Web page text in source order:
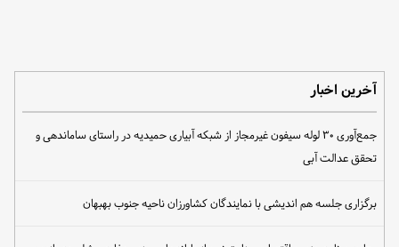
آخرین اخبار
جمع‌آوری ۳۰ لوله سیفون غیرمجاز از شبکه آبیاری حمیدیه در راستای ساماندهی و
تحقق عدالت آبی
برگزاری جلسه هم اندیشی با نمایندگان کشاورزان ناحیه جنوب بهبهان